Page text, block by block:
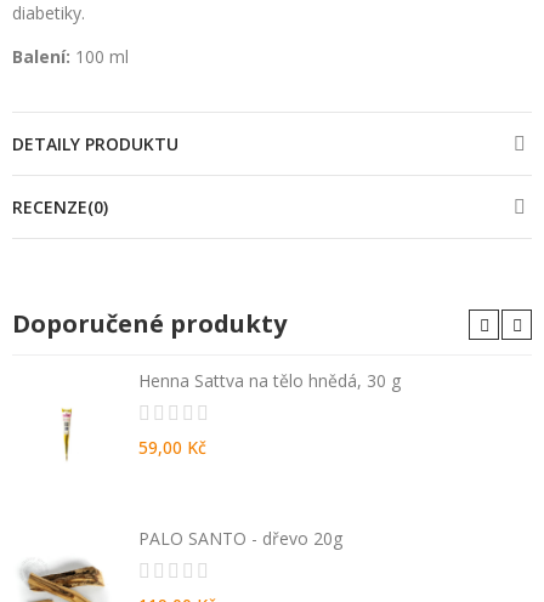
diabetiky.
Balení: 100 ml
DETAILY PRODUKTU
RECENZE(0)
Doporučené produkty
Henna Sattva na tělo hnědá, 30 g
59,00 Kč
PALO SANTO - dřevo 20g